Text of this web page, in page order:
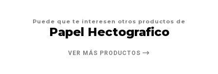
Puede que te interesen otros productos de
Papel Hectografico
VER MÁS PRODUCTOS